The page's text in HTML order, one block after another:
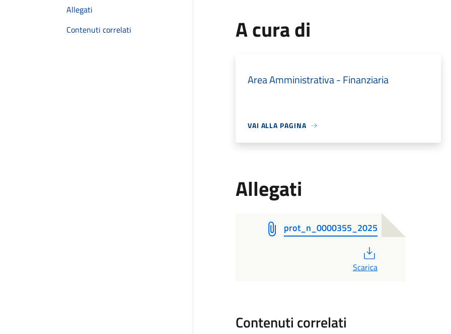
Allegati
Contenuti correlati
A cura di
Area Amministrativa - Finanziaria
VAI ALLA PAGINA
Allegati
prot_n_0000355_2025
Scarica
Contenuti correlati